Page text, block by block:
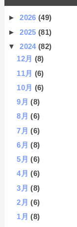
►2026(49)
►2025(81)
▼2024(82)
12月 (8)
11月 (6)
10月 (6)
9月(8)
8月(6)
7月(6)
6月(8)
5月(6)
4月(6)
3月(8)
2月(6)
1月(8)